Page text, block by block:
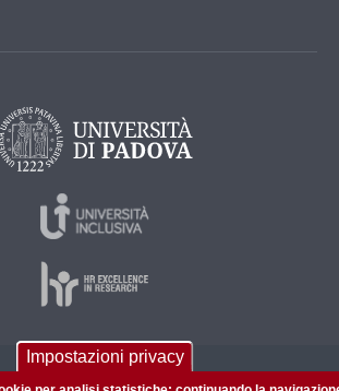
Impostazioni privacy